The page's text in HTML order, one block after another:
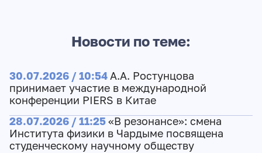
Новости по теме:
30.07.2026 / 10:54 А.А. Ростунцова
принимает участие в международной
конференции PIERS в Китае
28.07.2026 / 11:25«В резонансе»: смена
Института физики в Чардыме посвящена
студенческому научному обществу